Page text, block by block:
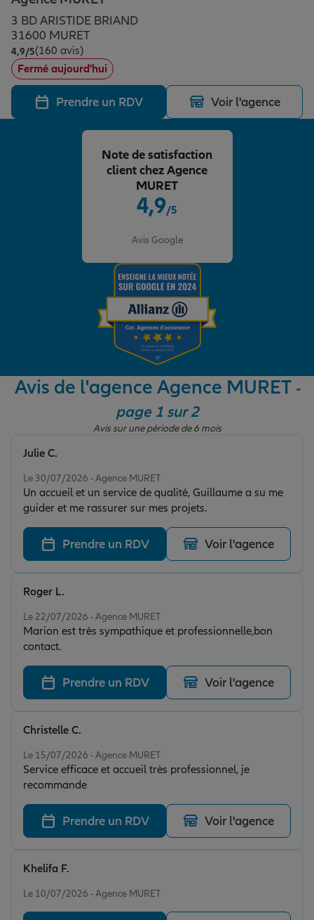
Assurance emprunteur
Prévoyance et dépendance
Assurance animal de compagnie
Protection de la famille
Protection juridique
Épargne & retraite
Plan épargne retraite
Assurance vie
Placements financiers
Investissements immobiliers
Transmission
Vos projets
Partir en vacances
Départ à la retraite
Préparer l’avenir
Conseil assurance
Assurance habitation
Le Pack Famille
Garantie des accidents de la vie
Assurance scolaire
Retraite
Tous nos devis d'assurance
Allianz en France
3 BD ARISTIDE BRIAND
31600 MURET
4,9/5Note de 4.9 sur 5
(160 avis)
Fermé aujourd'hui
Prendre un RDV Voir l'agence
4,9/5
Avis Google
Note de satisfaction
client chez Agence
MURET
Avis de l'agence Agence MURET-
page 1 sur 2
Avis sur une période de 6 mois
Le 30/07/2026 - Agence MURET
Un accueil et un service de qualité, Guillaume a su me
guider et me rassurer sur mes projets.
Julie C.
Prendre un RDV Voir l'agence
Le 22/07/2026 - Agence MURET
Marion est très sympathique et professionnelle,bon
contact.
Roger L.
Prendre un RDV Voir l'agence
Le 15/07/2026 - Agence MURET
Service efficace et accueil très professionnel, je
recommande
Christelle C.
Prendre un RDV Voir l'agence
Le 10/07/2026 - Agence MURET
Khelifa F.